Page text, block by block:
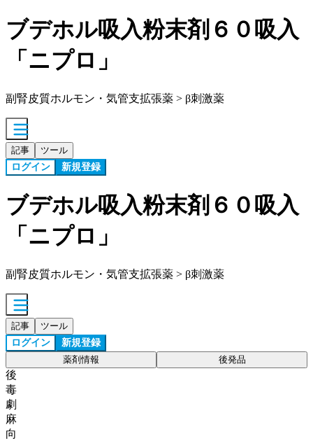
ブデホル吸入粉末剤６０吸入
「ニプロ」
副腎皮質ホルモン・気管支拡張薬 > β刺激薬
記事 ツール
ログイン 新規登録
ブデホル吸入粉末剤６０吸入
「ニプロ」
副腎皮質ホルモン・気管支拡張薬 > β刺激薬
記事 ツール
ログイン 新規登録
薬剤情報 後発品
後
毒
劇
麻
向